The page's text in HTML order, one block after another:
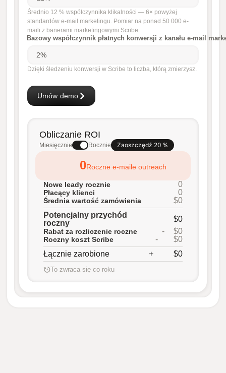
Średnio 12 % współczynnika klikalności — 6× powyżej
standardów e-mail marketingu. Pomiar na ponad 50 000 e-
maili z banerami marketingowymi Scribe.
Bazowy współczynnik płatnych konwersji z kanału e-mail
Dzięki śledzeniu konwersji w Scribe to liczba, którą zmierzysz.
Obliczanie ROI
Miesięcznie Rocznie Zaoszczędź 20 %
0Roczne e-maile outreach
Nowe leady rocznie 0
Płacący klienci 0
Średnia wartość zamówienia
$0
Potencjalny przychód
roczny
$0
Rabat za rozliczenie roczne - $0
Roczny koszt Scribe -
$0
Łącznie zarobione
+ $0
To zwraca się co roku
Umów demo